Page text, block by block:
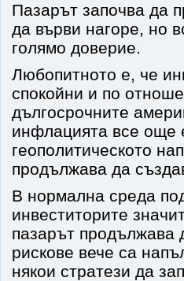
Пазарът започва да
да върви нагоре, но
голямо доверие.
Любопитното е, че
спокойни и по
дългосрочните
инфлацията все още
геополитическото
продължава да
В нормална среда
инвеститорите
пазарът продължава
рискове вече са
някои стратези да